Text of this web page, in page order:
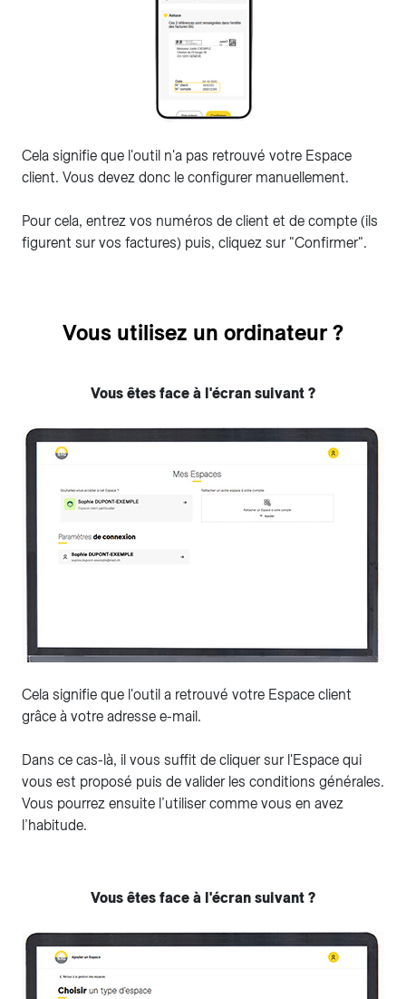
Cela signifie que l'outil n'a pas retrouvé votre Espace
client. Vous devez donc le configurer manuellement.
Pour cela, entrez vos numéros de client et de compte (ils
figurent sur vos factures) puis, cliquez sur "Confirmer".
Vous utilisez un ordinateur ?
Vous êtes face à l'écran suivant ?
Cela signifie que l'outil a retrouvé votre Espace client
grâce à votre adresse e-mail.
Dans ce cas-là, il vous suffit de cliquer sur l'Espace qui
vous est proposé puis de valider les conditions générales.
Vous pourrez ensuite l’utiliser comme vous en avez
l’habitude.
Vous êtes face à l'écran suivant ?